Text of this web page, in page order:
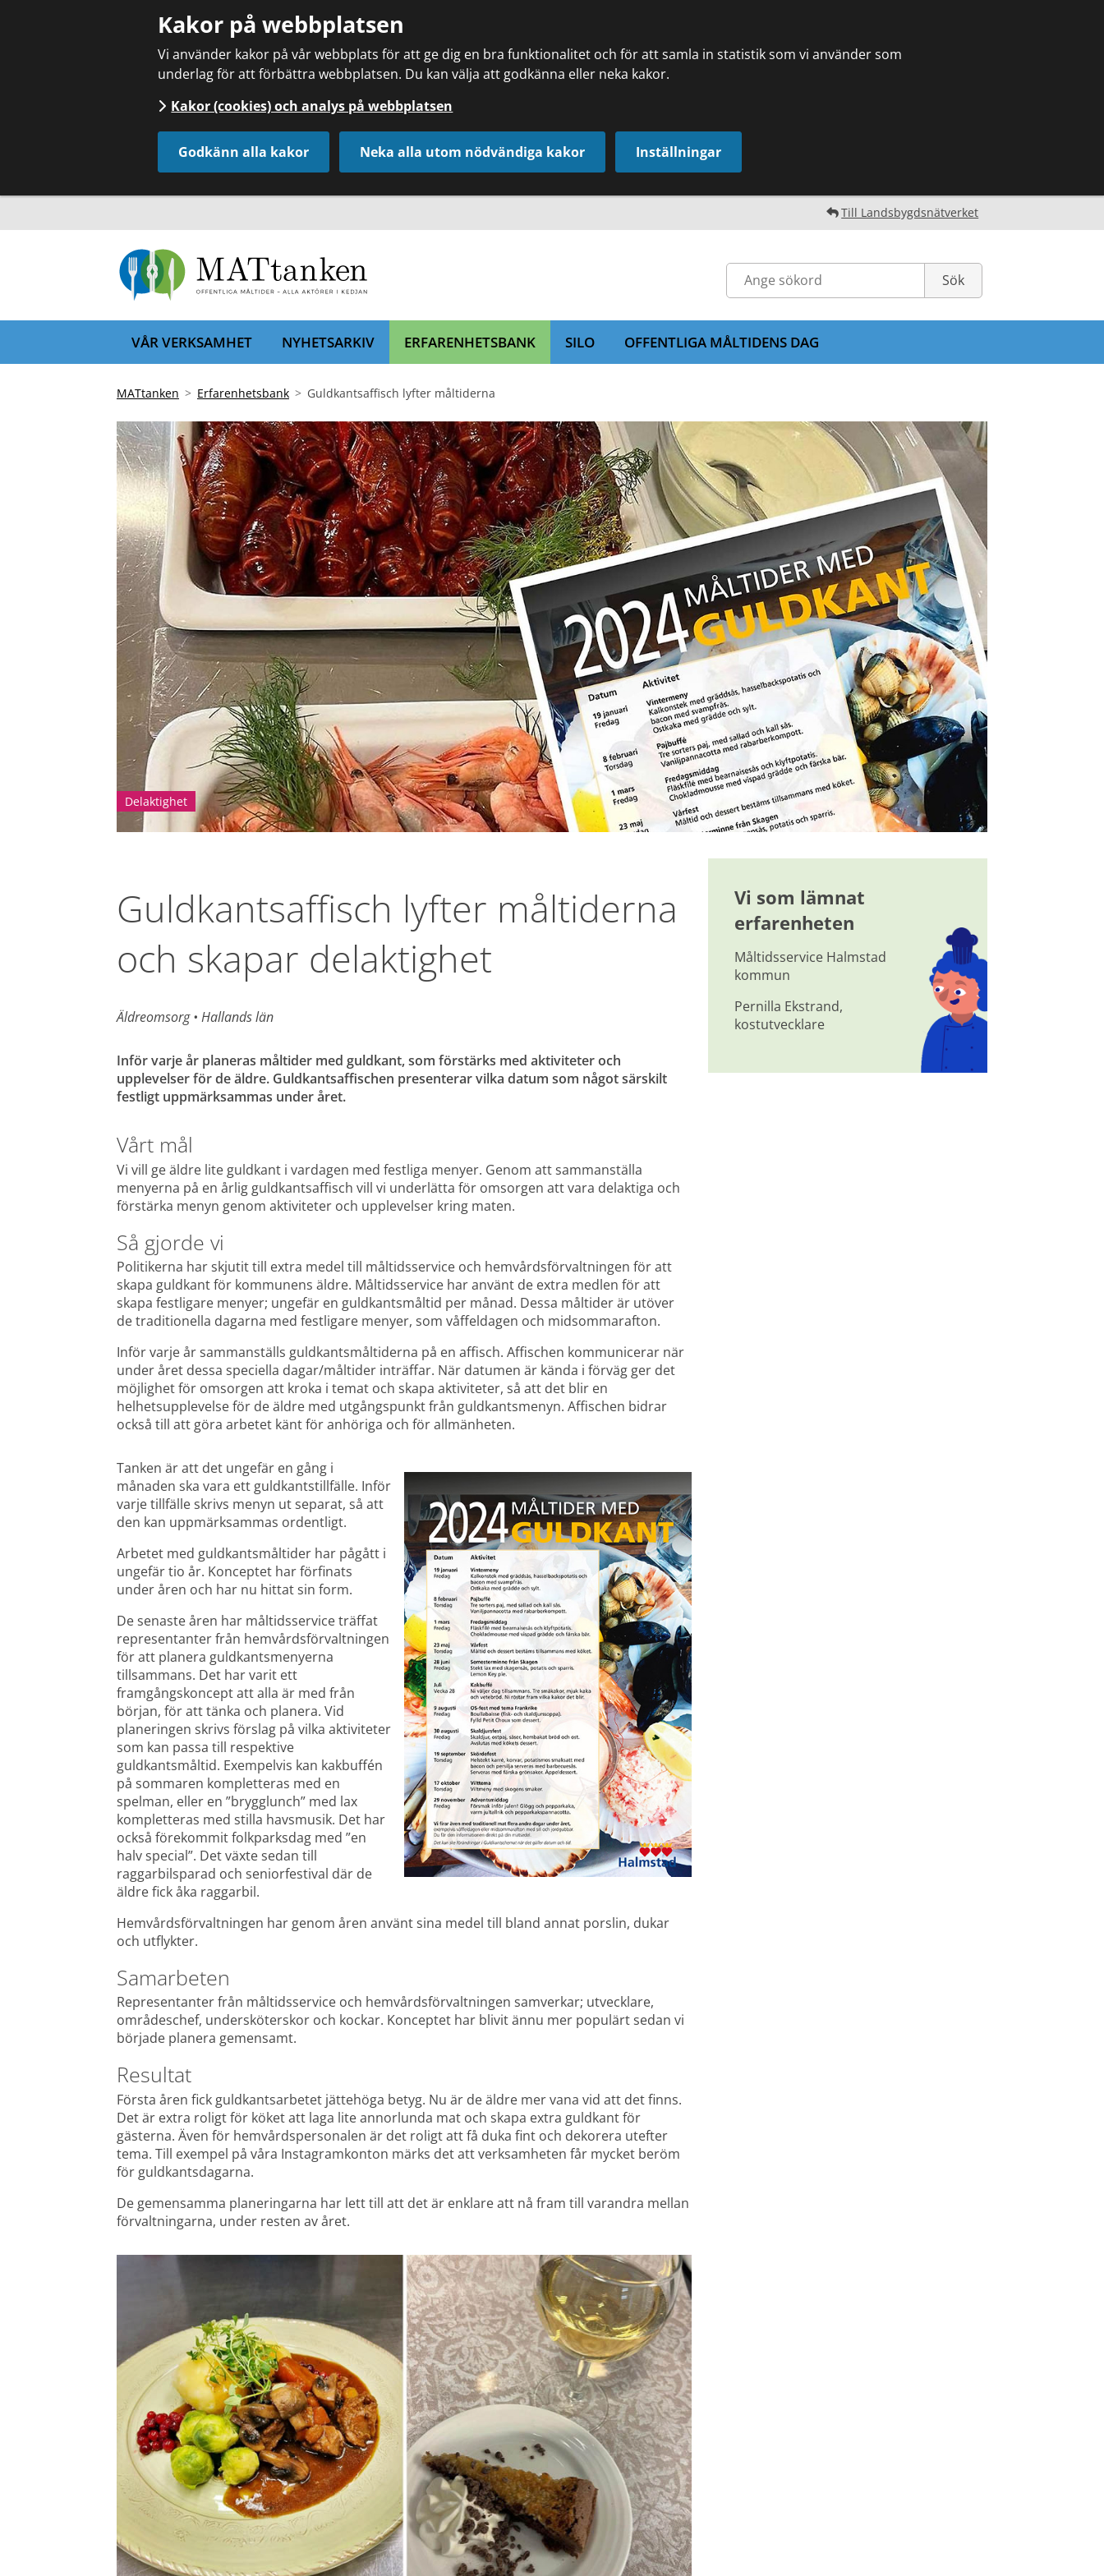
Kakor på webbplatsen
Vi använder kakor på vår webbplats för att ge dig en bra funktionalitet och för att samla in statistik som vi använder som
underlag för att förbättra webbplatsen. Du kan välja att godkänna eller neka kakor.
Kakor (cookies) och analys på webbplatsen
Godkänn alla kakor Neka alla utom nödvändiga kakor Inställningar
Till Landsbygdsnätverket
VÅR VERKSAMHET NYHETSARKIV ERFARENHETSBANK SILO OFFENTLIGA MÅLTIDENS DAG
MATtanken Erfarenhetsbank Guldkantsaffisch lyfter måltiderna
Delaktighet
Guldkantsaffisch lyfter måltiderna
och skapar delaktighet
Äldreomsorg • Hallands län
Inför varje år planeras måltider med guldkant, som förstärks med aktiviteter och
upplevelser för de äldre. Guldkantsaffischen presenterar vilka datum som något särskilt
festligt uppmärksammas under året.
Vårt mål
Vi vill ge äldre lite guldkant i vardagen med festliga menyer. Genom att sammanställa
menyerna på en årlig guldkantsaffisch vill vi underlätta för omsorgen att vara delaktiga och
förstärka menyn genom aktiviteter och upplevelser kring maten.
Så gjorde vi
Politikerna har skjutit till extra medel till måltidsservice och hemvårdsförvaltningen för att
skapa guldkant för kommunens äldre. Måltidsservice har använt de extra medlen för att
skapa festligare menyer; ungefär en guldkantsmåltid per månad. Dessa måltider är utöver
de traditionella dagarna med festligare menyer, som våffeldagen och midsommarafton.
Inför varje år sammanställs guldkantsmåltiderna på en affisch. Affischen kommunicerar när
under året dessa speciella dagar/måltider inträffar. När datumen är kända i förväg ger det
möjlighet för omsorgen att kroka i temat och skapa aktiviteter, så att det blir en
helhetsupplevelse för de äldre med utgångspunkt från guldkantsmenyn. Affischen bidrar
också till att göra arbetet känt för anhöriga och för allmänheten.
Förstora bilden
Tanken är att det ungefär en gång i
månaden ska vara ett guldkantstillfälle. Inför
varje tillfälle skrivs menyn ut separat, så att
den kan uppmärksammas ordentligt.
Arbetet med guldkantsmåltider har pågått i
ungefär tio år. Konceptet har förfinats
under åren och har nu hittat sin form.
De senaste åren har måltidsservice träffat
representanter från hemvårdsförvaltningen
för att planera guldkantsmenyerna
tillsammans. Det har varit ett
framgångskoncept att alla är med från
början, för att tänka och planera. Vid
planeringen skrivs förslag på vilka aktiviteter
som kan passa till respektive
guldkantsmåltid. Exempelvis kan kakbuffén
på sommaren kompletteras med en
spelman, eller en ”brygglunch” med lax
kompletteras med stilla havsmusik. Det har
också förekommit folkparksdag med ”en
halv special”. Det växte sedan till
raggarbilsparad och seniorfestival där de
äldre fick åka raggarbil.
Hemvårdsförvaltningen har genom åren använt sina medel till bland annat porslin, dukar
och utflykter.
Samarbeten
Representanter från måltidsservice och hemvårdsförvaltningen samverkar; utvecklare,
områdeschef, undersköterskor och kockar. Konceptet har blivit ännu mer populärt sedan vi
började planera gemensamt.
Resultat
Första åren fick guldkantsarbetet jättehöga betyg. Nu är de äldre mer vana vid att det finns.
Det är extra roligt för köket att laga lite annorlunda mat och skapa extra guldkant för
gästerna. Även för hemvårdspersonalen är det roligt att få duka fint och dekorera utefter
tema. Till exempel på våra Instagramkonton märks det att verksamheten får mycket beröm
för guldkantsdagarna.
De gemensamma planeringarna har lett till att det är enklare att nå fram till varandra mellan
förvaltningarna, under resten av året.
Vi som lämnat
erfarenheten
Måltidsservice Halmstad
kommun
Pernilla Ekstrand,
kostutvecklare